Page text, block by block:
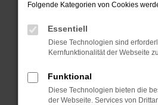
Beim Laden ist ein Fehler
Hier sind ein paar Tipps, die
Überprüfe deine
Laden andere Webseiten,
deine Suchmaschine?
Folgende Kategorien von Cookies
Essentiell
Diese Technologien sind
Kernfunktionalität der Webseite
Funktional
Diese Technologien bieten die
der Webseite. Services von